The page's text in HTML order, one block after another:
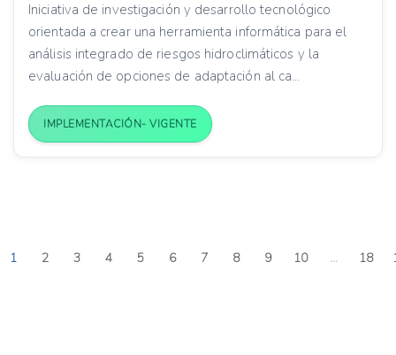
Iniciativa de investigación y desarrollo tecnológico
orientada a crear una herramienta informática para el
análisis integrado de riesgos hidroclimáticos y la
evaluación de opciones de adaptación al ca...
IMPLEMENTACIÓN- VIGENTE
1 2 3 4 5 6 7 8 9 10 ... 18